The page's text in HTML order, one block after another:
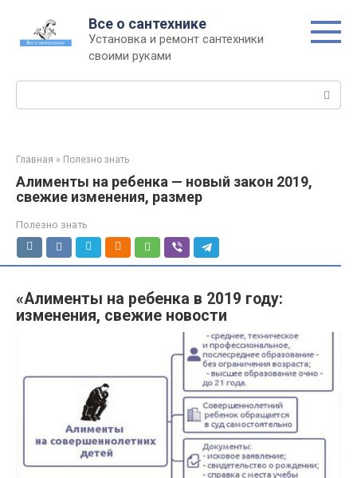
контенту
Все о сантехнике
Установка и ремонт сантехники
своими руками
Главная » Полезно знать
Алименты на ребенка — новый закон 2019,
свежие изменения, размер
Полезно знать
«Алименты на ребенка в 2019 году:
изменения, свежие новости